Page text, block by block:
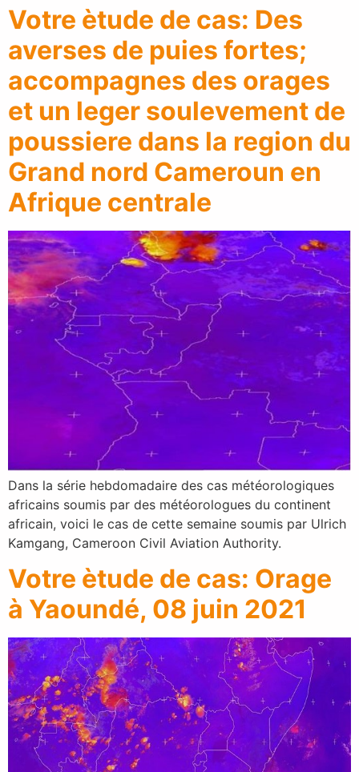
Votre ètude de cas: Des
averses de puies fortes;
accompagnes des orages
et un leger soulevement de
poussiere dans la region du
Grand nord Cameroun en
Afrique centrale
Dans la série hebdomadaire des cas météorologiques
africains soumis par des météorologues du continent
africain, voici le cas de cette semaine soumis par Ulrich
Kamgang, Cameroon Civil Aviation Authority.
Votre ètude de cas: Orage
à Yaoundé, 08 juin 2021